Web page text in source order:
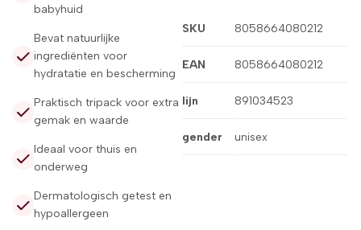
babyhuid
Bevat natuurlijke
ingrediënten voor
hydratatie en bescherming
Praktisch tripack voor extra
gemak en waarde
Ideaal voor thuis en
onderweg
Dermatologisch getest en
hypoallergeen
SKU 8058664080212
EAN 8058664080212
lijn 891034523
gender unisex